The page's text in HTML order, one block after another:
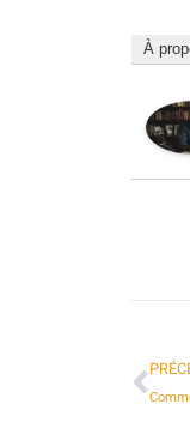
À